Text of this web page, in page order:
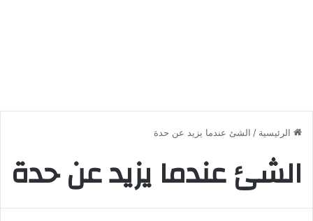
الرئيسية / الشئ عندما يزيد عن حدة
الشئ عندما يزيد عن حدة